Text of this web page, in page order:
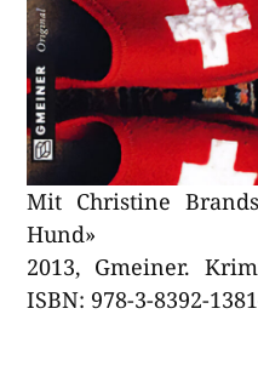
Mit Christine
Hund»
2013, Gmeiner.
ISBN: 978-3-8392-